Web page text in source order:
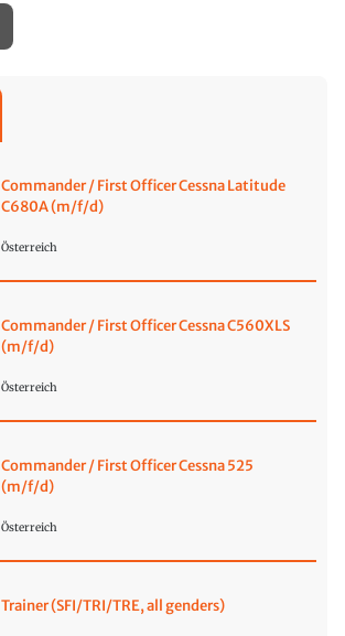
Commander / First Officer Cessna Latitude
C680A (m/f/d)
Österreich
Commander / First Officer Cessna C560XLS
(m/f/d)
Österreich
Commander / First Officer Cessna 525
(m/f/d)
Österreich
Trainer (SFI/TRI/TRE, all genders)